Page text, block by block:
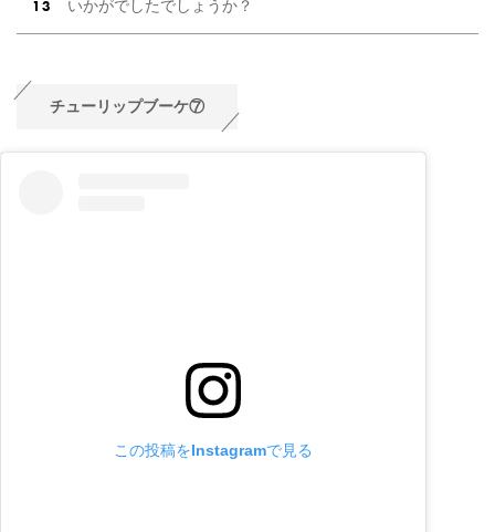
いかがでしたでしょうか？
チューリップブーケ⑦
この投稿をInstagramで見る